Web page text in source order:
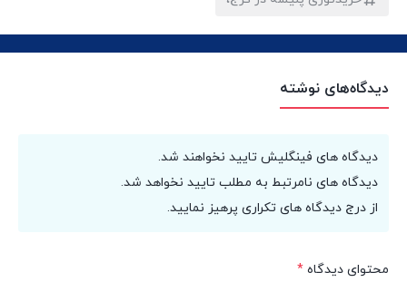
دیدگاه‌های نوشته
دیدگاه های فینگلیش تایید نخواهند شد.
دیدگاه های نامرتبط به مطلب تایید نخواهد شد.
از درج دیدگاه های تکراری پرهیز نمایید.
محتوای دیدگاه *